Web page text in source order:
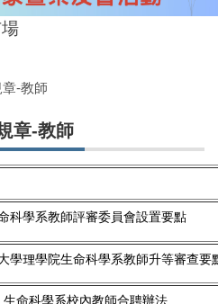
-教師
章-教師
科學系教師評審委員會設置要點
學理學院生命科學系教師升等審查要
生命科學系校內教師合聘辦法